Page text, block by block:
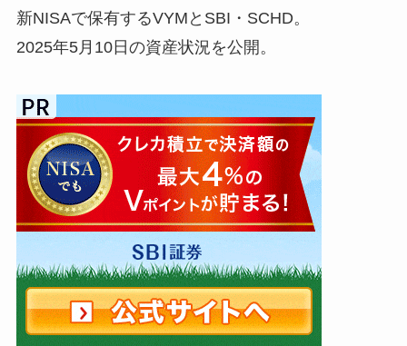
新NISAで保有するVYMとSBI・SCHD。
2025年5月10日の資産状況を公開。